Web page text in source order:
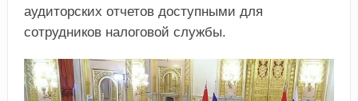
аудиторских отчетов доступными для
сотрудников налоговой службы.